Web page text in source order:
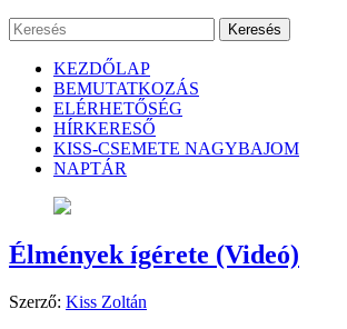
Keresés
KEZDŐLAP
BEMUTATKOZÁS
ELÉRHETŐSÉG
HÍRKERESŐ
KISS-CSEMETE NAGYBAJOM
NAPTÁR
Élmények ígérete (Videó)
Szerző: Kiss Zoltán